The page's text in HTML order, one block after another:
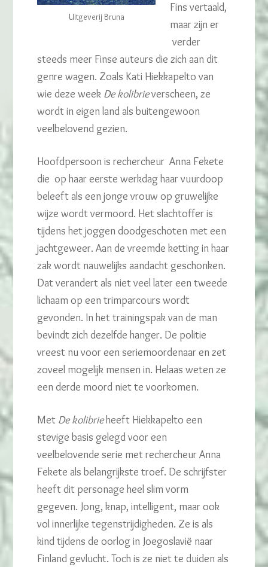
Uitgeverij Bruna
Fins vertaald,
maar zijn er
verder
steeds meer Finse auteurs die zich aan dit
genre wagen. Zoals Kati Hiekkapelto van
wie deze week De kolibrieverscheen, ze
wordt in eigen land als buitengewoon
veelbelovend gezien.
Hoofdpersoon is rechercheur Anna Fekete
die op haar eerste werkdag haar vuurdoop
beleeft als een jonge vrouw op gruwelijke
wijze wordt vermoord. Het slachtoffer is
tijdens het joggen doodgeschoten met een
jachtgeweer. Aan de vreemde ketting in haar
zak wordt nauwelijks aandacht geschonken.
Dat verandert als niet veel later een tweede
lichaam op een trimparcours wordt
gevonden. In het trainingspak van de man
bevindt zich dezelfde hanger. De politie
vreest nu voor een seriemoordenaar en zet
zoveel mogelijk mensen in. Helaas weten ze
een derde moord niet te voorkomen.
Met De kolibrieheeft Hiekkapelto een
stevige basis gelegd voor een
veelbelovende serie met rechercheur Anna
Fekete als belangrijkste troef. De schrijfster
heeft dit personage heel slim vorm
gegeven. Jong, knap, intelligent, maar ook
vol innerlijke tegenstrijdigheden. Ze is als
kind tijdens de oorlog in Joegoslavië naar
Finland gevlucht. Toch is ze niet te duiden als